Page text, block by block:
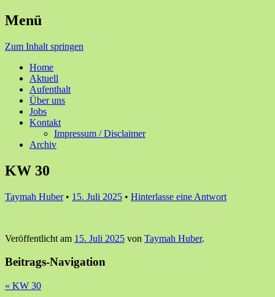
Rohrbach
Menü
Zum Inhalt springen
Home
Aktuell
Aufenthalt
Über uns
Jobs
Kontakt
Impressum / Disclaimer
Archiv
KW 30
Taymah Huber • 15. Juli 2025 • Hinterlasse eine Antwort
Veröffentlicht am 15. Juli 2025 von Taymah Huber.
Beitrags-Navigation
« KW 30